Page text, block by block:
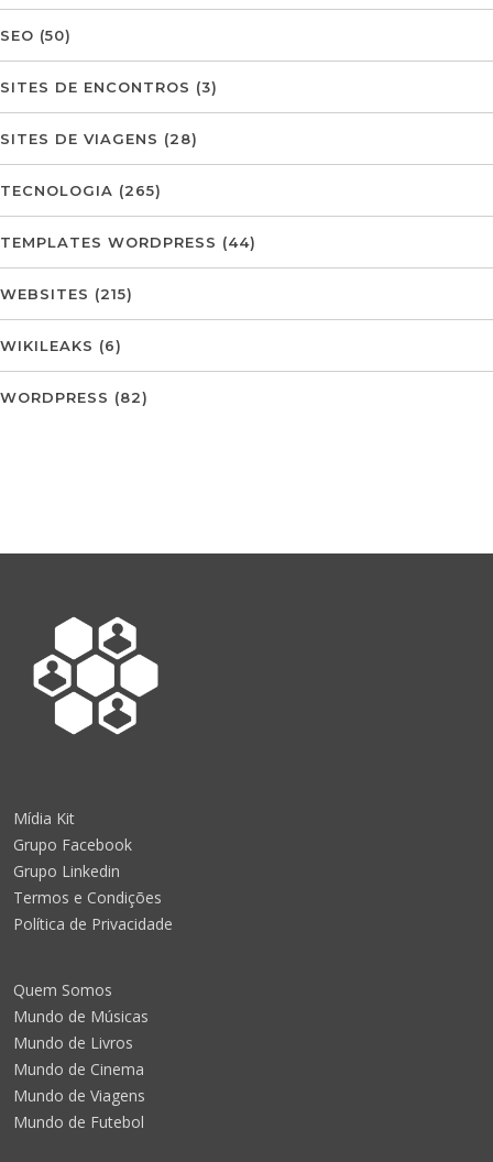
SEO (50)
SITES DE ENCONTROS (3)
SITES DE VIAGENS (28)
TECNOLOGIA (265)
TEMPLATES WORDPRESS (44)
WEBSITES (215)
WIKILEAKS (6)
WORDPRESS (82)
Mídia Kit
Grupo Facebook
Grupo Linkedin
Termos e Condições
Política de Privacidade
Quem Somos
Mundo de Músicas
Mundo de Livros
Mundo de Cinema
Mundo de Viagens
Mundo de Futebol